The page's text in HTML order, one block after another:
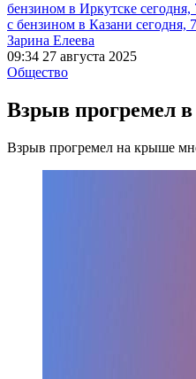
бензином в Иркутске
с бензином в Казани сегодня,
Зарина Елеева
09:34 27 августа 2025
Общество
Взрыв прогремел
Взрыв прогремел на крыше